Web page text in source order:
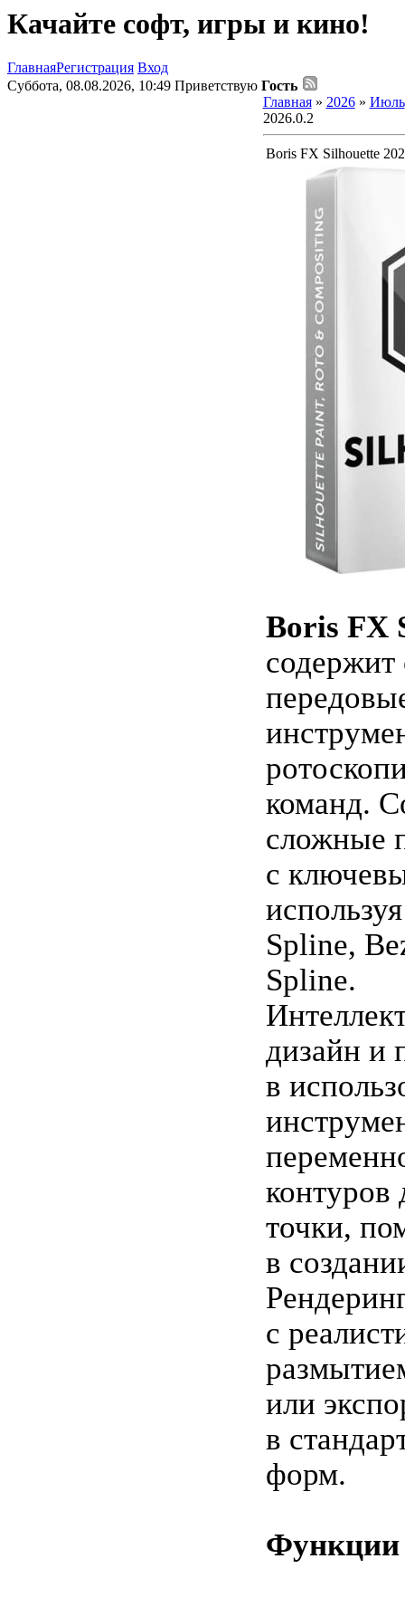
Качайте софт, игры и кино!
ГлавнаяРегистрация Вход
Суббота, 08.08.2026, 10:49 Приветствую Гость
Главная» 2026 » Июль
2026.0.2
Boris FX Silhouette
Boris FX
команд.
сложные
с
Spline,
Spline.
дизайн и
в
контуров
точки,
в
с
или
в
форм.